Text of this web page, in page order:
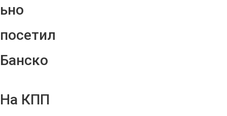
ьно
посетил
Банско
На КПП